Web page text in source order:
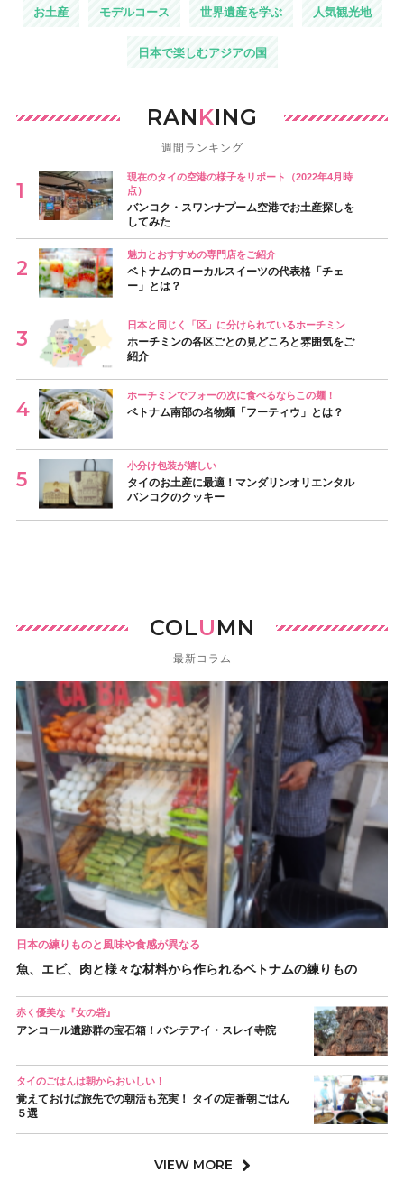
お土産 モデルコース 世界遺産を学ぶ 人気観光地
日本で楽しむアジアの国
RANKING
週間ランキング
現在のタイの空港の様子をリポート（2022年4月時
点）
バンコク・スワンナプーム空港でお土産探しを
してみた
魅力とおすすめの専門店をご紹介
ベトナムのローカルスイーツの代表格「チェ
ー」とは？
日本と同じく「区」に分けられているホーチミン
ホーチミンの各区ごとの見どころと雰囲気をご
紹介
ホーチミンでフォーの次に食べるならこの麺！
ベトナム南部の名物麺「フーティウ」とは？
小分け包装が嬉しい
タイのお土産に最適！マンダリンオリエンタル
バンコクのクッキー
COLUMN
最新コラム
日本の練りものと風味や食感が異なる
魚、エビ、肉と様々な材料から作られるベトナムの練りもの
赤く優美な『女の砦』
アンコール遺跡群の宝石箱！バンテアイ・スレイ寺院
タイのごはんは朝からおいしい！
覚えておけば旅先での朝活も充実！ タイの定番朝ごはん
５選
VIEW MORE